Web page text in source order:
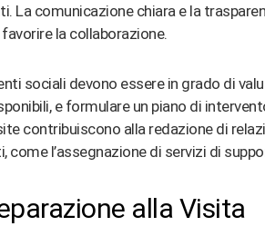
La comunicazione chiara e la
la collaborazione​​.
sociali devono essere in grado di
e formulare un piano di
contribuiscono alla redazione di
come l’assegnazione di servizi di
alla Visita